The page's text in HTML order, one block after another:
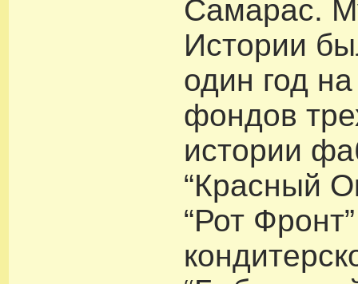
Самарас.
Истории
один год
фондов
истории
“Красный
“Рот